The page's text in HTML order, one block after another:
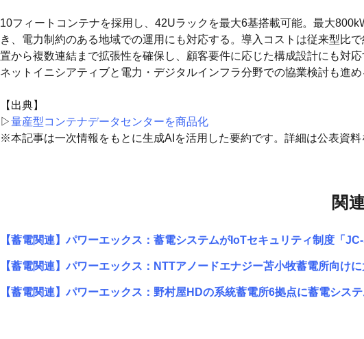
10フィートコンテナを採用し、42Uラックを最大6基搭載可能。最大
き、電力制約のある地域での運用にも対応する。導入コストは従来型比
置から複数連結まで拡張性を確保し、顧客要件に応じた構成設計にも対
ネットイニシアティブと電力・デジタルインフラ分野での協業検討も進め
【出典】
▷量産型コンテナデータセンターを商品化
※本記事は一次情報をもとに生成AIを活用した要約です。詳細は公表資料
関
【蓄電関連】パワーエックス：蓄電システムがIoTセキュリティ制度「
【蓄電関連】パワーエックス：NTTアノードエナジー苫小牧蓄電所向け
【蓄電関連】パワーエックス：野村屋HDの系統蓄電所6拠点に蓄電シス